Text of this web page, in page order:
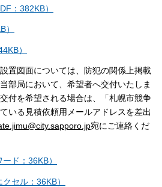
：382KB）
）
）
置図面については、防犯の関係上掲載
部局において、希望者へ交付いたしま
付を希望される場合は、「札幌市競争
いる見積依頼用メールアドレスを差出
宛にご連絡くだ
ド：36KB）
セル：36KB）